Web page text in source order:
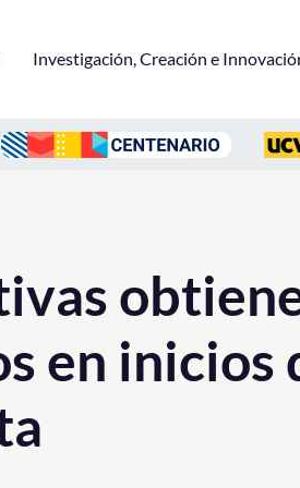
Investigación, Creación e
en inicios